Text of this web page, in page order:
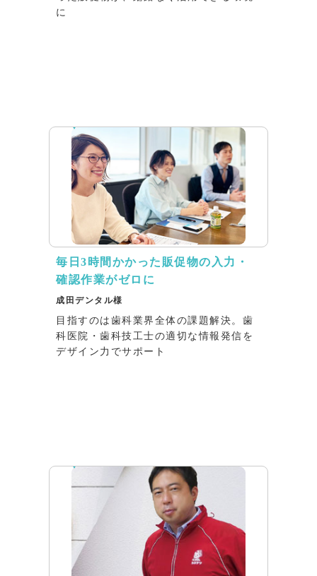
に
毎日3時間かかった販促物の入力・
確認作業がゼロに
成田デンタル様
目指すのは歯科業界全体の課題解決。歯
科医院・歯科技工士の適切な情報発信を
デザイン力でサポート